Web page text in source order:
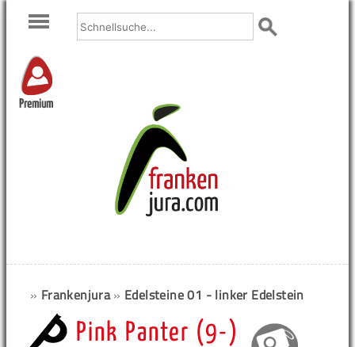
Premium
» Frankenjura» Edelsteine 01 - linker Edelstein
Pink Panter (9-)